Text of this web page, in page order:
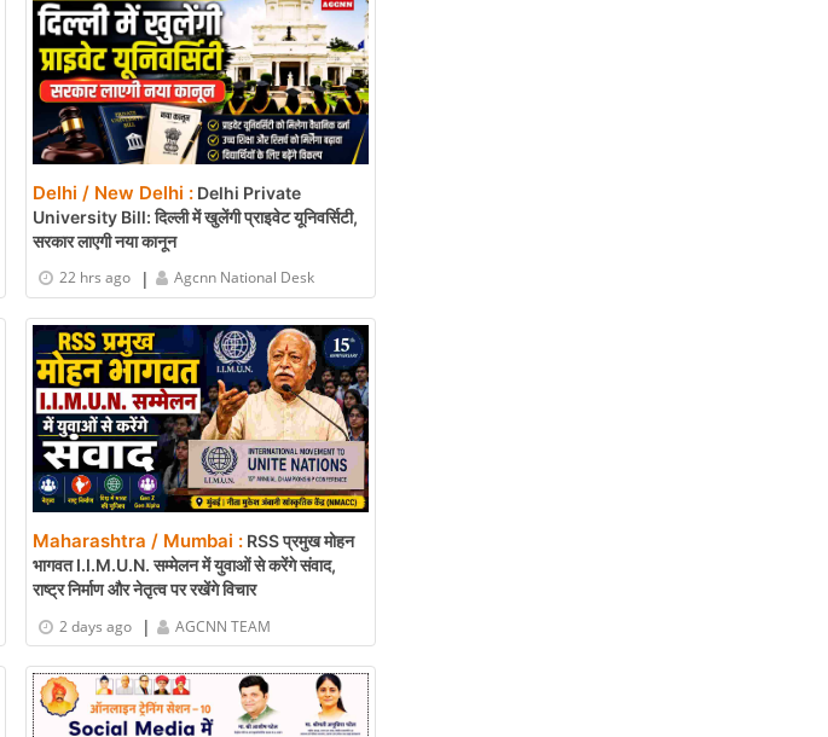
Delhi / New Delhi : Delhi Private
University Bill: दिल्ली में खुलेंगी प्राइवेट यूनिवर्सिटी,
सरकार लाएगी नया कानून
22 hrs ago
| Agcnn National Desk
Maharashtra / Mumbai : RSS प्रमुख मोहन
भागवत I.I.M.U.N. सम्मेलन में युवाओं से करेंगे संवाद,
राष्ट्र निर्माण और नेतृत्व पर रखेंगे विचार
2 days ago
| AGCNN TEAM